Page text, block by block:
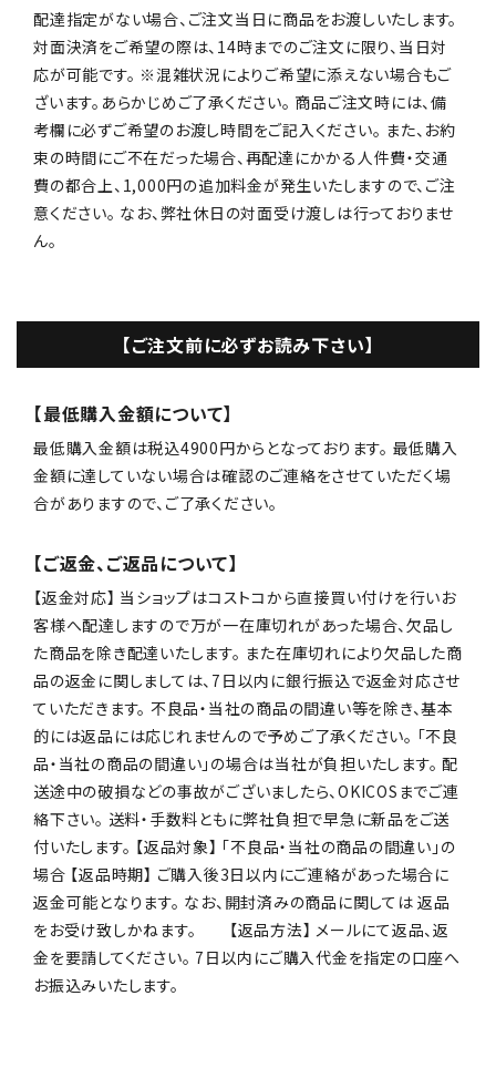
配達指定がない場合、ご注文当日に商品をお渡しいたします。
対面決済をご希望の際は、14時までのご注文に限り、当日対
応が可能です。 ※混雑状況によりご希望に添えない場合もご
ざいます。あらかじめご了承ください。 商品ご注文時には、備
考欄に必ずご希望のお渡し時間をご記入ください。 また、お約
束の時間にご不在だった場合、再配達にかかる人件費・交通
費の都合上、1,000円の追加料金が発生いたしますので、ご注
意ください。 なお、弊社休日の対面受け渡しは行っておりませ
ん。
【ご注文前に必ずお読み下さい】
【最低購入金額について】
最低購入金額は税込4900円からとなっております。 最低購入
金額に達していない場合は確認のご連絡をさせていただく場
合がありますので、ご了承ください。
【ご返金、ご返品について】
【返金対応】 当ショップはコストコから直接買い付けを行いお
客様へ配達しますので万が一在庫切れがあった場合、欠品し
た商品を除き配達いたします。 また在庫切れにより欠品した商
品の返金に関しましては、7日以内に銀行振込で返金対応させ
ていただきます。 不良品・当社の商品の間違い等を除き、基本
的には返品には応じれませんので予めご了承ください。 「不良
品・当社の商品の間違い」の場合は当社が負担いたします。 配
送途中の破損などの事故がございましたら、OKICOSまでご連
絡下さい。 送料・手数料ともに弊社負担で早急に新品をご送
付いたします。 【返品対象】 「不良品・当社の商品の間違い」の
場合 【返品時期】 ご購入後3日以内にご連絡があった場合に
返金可能となります。 なお、開封済みの商品に関しては 返品
をお受け致しかねます。 【返品方法】 メールにて返品、返
金を要請してください。 7日以内にご購入代金を指定の口座へ
お振込みいたします。